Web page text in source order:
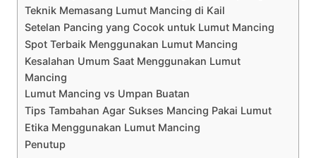
Teknik Memasang Lumut Mancing di Kail
Setelan Pancing yang Cocok untuk Lumut Mancing
Spot Terbaik Menggunakan Lumut Mancing
Kesalahan Umum Saat Menggunakan Lumut
Mancing
Lumut Mancing vs Umpan Buatan
Tips Tambahan Agar Sukses Mancing Pakai Lumut
Etika Menggunakan Lumut Mancing
Penutup